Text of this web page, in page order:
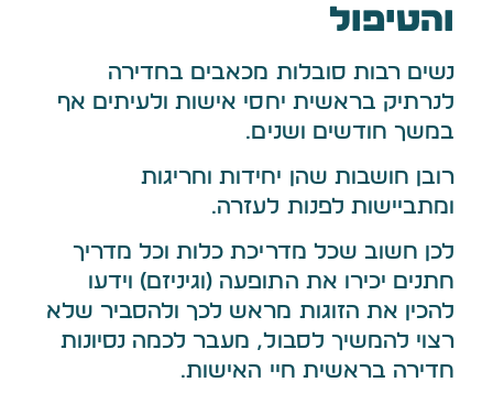
והטיפול
נשים רבות סובלות מכאבים בחדירה
לנרתיק בראשית יחסי אישות ולעיתים אף
במשך חודשים ושנים.
רובן חושבות שהן יחידות וחריגות
ומתביישות לפנות לעזרה.
לכן חשוב שכל מדריכת כלות וכל מדריך
חתנים יכירו את התופעה (וגיניזם) וידעו
להכין את הזוגות מראש לכך ולהסביר שלא
רצוי להמשיך לסבול, מעבר לכמה נסיונות
חדירה בראשית חיי האישות.